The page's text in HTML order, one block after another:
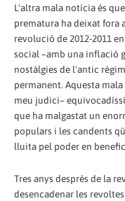
L'altra mala notícia és
prematura ha deixat fora
revolució de 2012-2011
social –amb una inflació
nostàlgies de l'antic
permanent. Aquesta
meu judici­–
que ha malgastat un
populars i les candents
lluita pel poder en
Tres anys després de la
desencadenar les